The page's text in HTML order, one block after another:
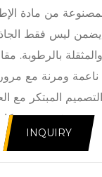
من مادة
يضمن ليس فقط
بالرطوبة.
ناعمة ومرنة مع
الرئيسية في تصميم
الألومنيوم،
متماسكة
INQUIRY